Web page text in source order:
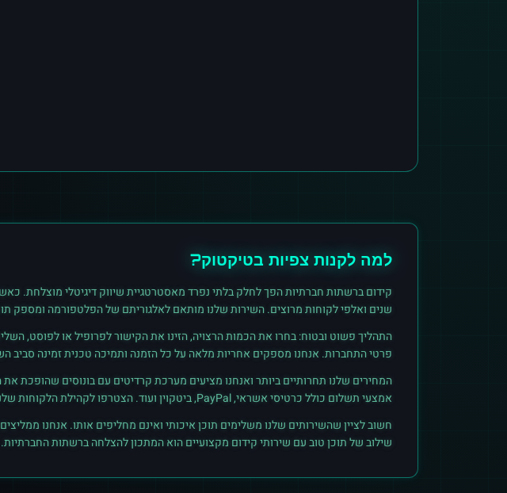
למה לקנות צפיות בטיקטוק?
קידום ברשתות חברתיות הפך לחלק בלתי נפרד מאסטרטגיית שיווק דיגיטלי מוצלחת.
שנים ואלפי לקוחות מרוצים. השירות שלנו מותאם לאלגוריתם של הפלטפורמה ומספק
התהליך פשוט ובטוח: בחרו את הכמות הרצויה, הזינו את הקישור לפרופיל או לפוסט,
פרטי התחברות. אנחנו מספקים אחריות מלאה על כל הזמנה ותמיכה טכנית זמינה סביב
המחירים שלנו תחרותיים ביותר ואנחנו מציעים מערכת קרדיטים עם בונוסים שהופכת את
אמצעי תשלום כולל כרטיסי אשראי, PayPal, ביטקוין ועוד. הצטרפו לקהילת הלקוחות שלנו והתחילו לראות תוצאות אמיתיות.
חשוב לציין שהשירותים שלנו משלימים תוכן איכותי ואינם מחליפים אותו. אנחנו
שילוב של תוכן טוב עם שירותי קידום מקצועיים הוא המתכון להצלחה ברשתות החברתיות.